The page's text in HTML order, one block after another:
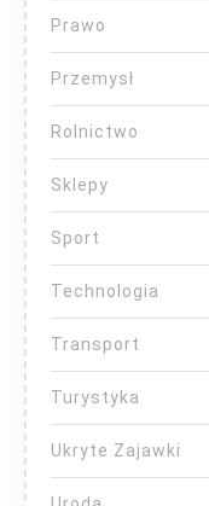
Prawo
Przemysł
Rolnictwo
Sklepy
Sport
Technologia
Transport
Turystyka
Ukryte Zajawki